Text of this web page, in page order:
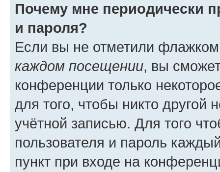
Почему мне периодически
и пароля?
Если вы не отметили
каждом посещении, вы
конференции только
для того, чтобы никто другой
учётной записью. Для того
пользователя и пароль
пункт при входе на